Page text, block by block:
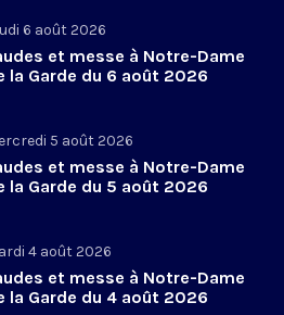
6 août 2026
et messe à Notre-Dame
la Garde du 6 août 2026
5 août 2026
et messe à Notre-Dame
la Garde du 5 août 2026
4 août 2026
et messe à Notre-Dame
la Garde du 4 août 2026